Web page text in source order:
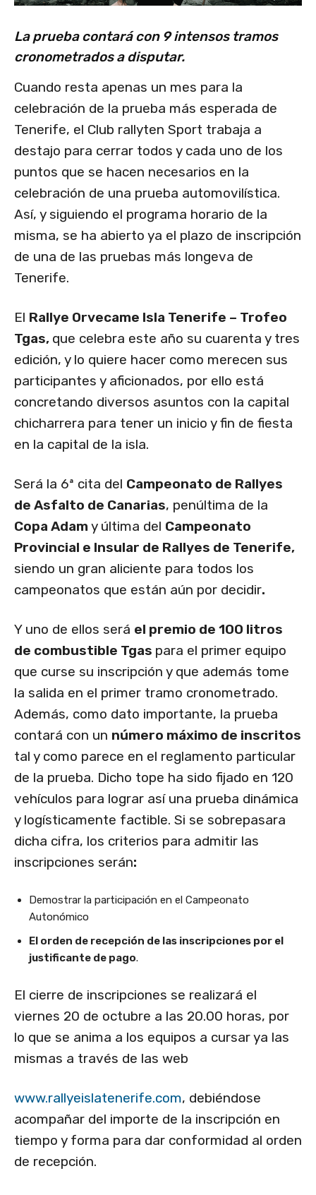
La prueba contará con 9 intensos tramos
cronometrados a disputar.
Cuando resta apenas un mes para la
celebración de la prueba más esperada de
Tenerife, el Club rallyten Sport trabaja a
destajo para cerrar todos y cada uno de los
puntos que se hacen necesarios en la
celebración de una prueba automovilística.
Así, y siguiendo el programa horario de la
misma, se ha abierto ya el plazo de inscripción
de una de las pruebas más longeva de
Tenerife.
El Rallye Orvecame Isla Tenerife – Trofeo
Tgas, que celebra este año su cuarenta y tres
edición, y lo quiere hacer como merecen sus
participantes y aficionados, por ello está
concretando diversos asuntos con la capital
chicharrera para tener un inicio y fin de fiesta
en la capital de la isla.
Será la 6ª cita del Campeonato de Rallyes
de Asfalto de Canarias, penúltima de la
Copa Adam y última del Campeonato
Provincial e Insular de Rallyes de Tenerife,
siendo un gran aliciente para todos los
campeonatos que están aún por decidir.
Y uno de ellos será el premio de 100 litros
de combustible Tgas para el primer equipo
que curse su inscripción y que además tome
la salida en el primer tramo cronometrado.
Además, como dato importante, la prueba
contará con un número máximo de inscritos
tal y como parece en el reglamento particular
de la prueba. Dicho tope ha sido fijado en 120
vehículos para lograr así una prueba dinámica
y logísticamente factible. Si se sobrepasara
dicha cifra, los criterios para admitir las
inscripciones serán:
Demostrar la participación en el Campeonato
Autonómico
El orden de recepción de las inscripciones por el
justificante de pago.
El cierre de inscripciones se realizará el
viernes 20 de octubre a las 20.00 horas, por
lo que se anima a los equipos a cursar ya las
mismas a través de las web
www.rallyeislatenerife.com, debiéndose
acompañar del importe de la inscripción en
tiempo y forma para dar conformidad al orden
de recepción.